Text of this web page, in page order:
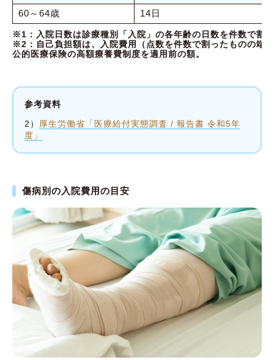
60～64歳
14日
※1：入院日数は診療種別「入院」の各年齢の日数を件数で割
※2：自己負担額は、入院費用（点数を件数で割ったものの端
公的医療保険の高額療養費制度を適用前の額。
参考資料
2） 厚生労働省「医療給付実態調査 / 報告書 令和5年
度」
傷病別の入院費用の目安